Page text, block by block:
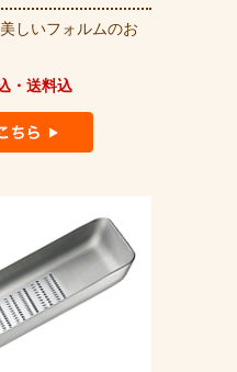
しいフォルムのお
・送料込